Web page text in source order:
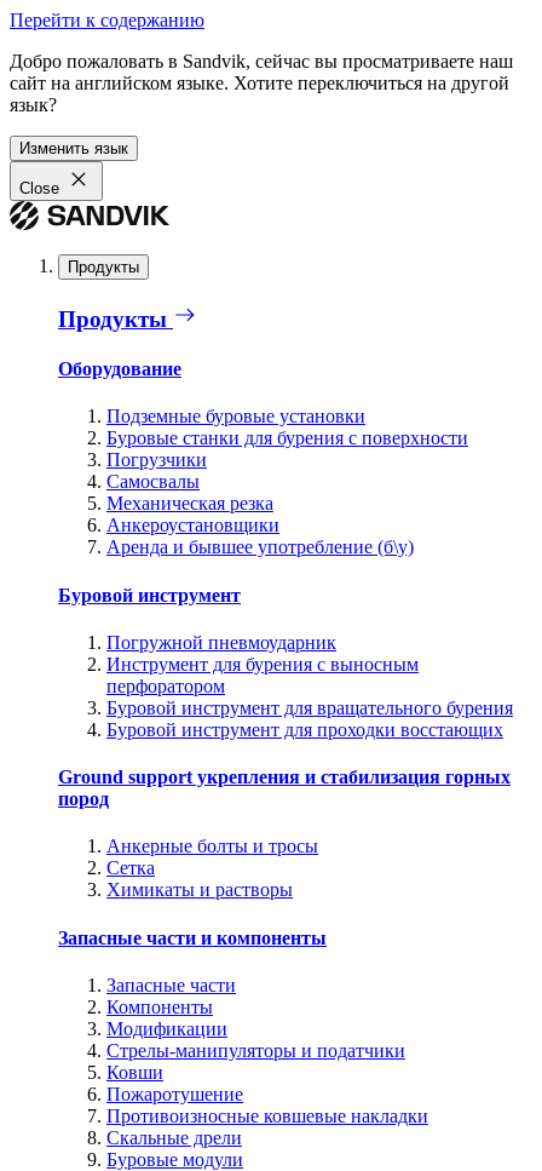
Перейти к содержанию
Добро пожаловать в Sandvik, сейчас вы просматриваете наш
сайт на английском языке. Хотите переключиться на другой
язык?
Изменить язык
Close
Продукты
Продукты
Оборудование
Подземные буровые установки
Буровые станки для бурения с поверхности
Погрузчики
Самосвалы
Механическая резка
Анкероустановщики
Аренда и бывшее употребление (б\у)
Буровой инструмент
Погружной пневмоударник
Инструмент для бурения с выносным
перфоратором
Буровой инструмент для вращательного бурения
Буровой инструмент для проходки восстающих
Ground support укрепления и стабилизация горных
пород
Анкерные болты и тросы
Сетка
Химикаты и растворы
Запасные части и компоненты
Запасные части
Компоненты
Модификации
Стрелы-манипуляторы и податчики
Ковши
Пожаротушение
Противоизносные ковшевые накладки
Скальные дрели
Буровые модули